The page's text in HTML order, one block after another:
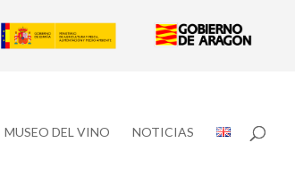
MUSEO DEL VINO NOTICIAS